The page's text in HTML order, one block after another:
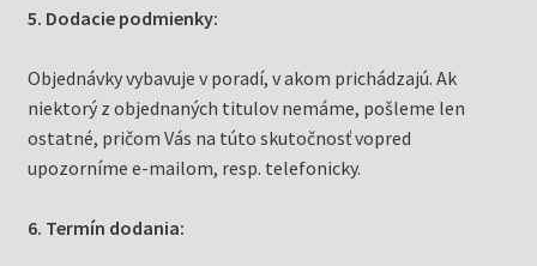
5. Dodacie podmienky:
Objednávky vybavuje v poradí, v akom prichádzajú. Ak
niektorý z objednaných titulov nemáme, pošleme len
ostatné, pričom Vás na túto skutočnosť vopred
upozorníme e-mailom, resp. telefonicky.
6. Termín dodania: